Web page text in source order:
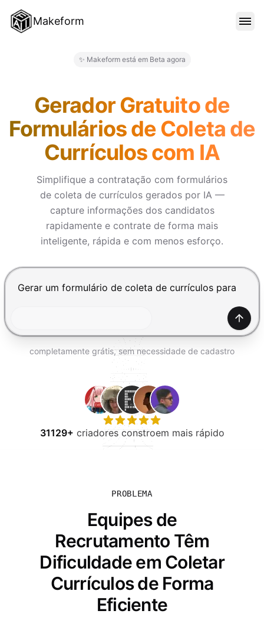
Makeform
BLOG
PREÇO
ENTRAR
EXPERIMENTE GRÁTIS
✨ Makeform está em Beta agora
Gerador Gratuito de
Formulários de Coleta de
Currículos com IA
Simplifique a contratação com formulários
de coleta de currículos gerados por IA —
capture informações dos candidatos
rapidamente e contrate de forma mais
inteligente, rápida e com menos esforço.
Pressione Enter para enviar, Shift+Enter para
Gerar
completamente grátis, sem necessidade de cadastro
31129+ criadores constroem mais rápido
PROBLEMA
Equipes de
Recrutamento Têm
Dificuldade em Coletar
Currículos de Forma
Eficiente